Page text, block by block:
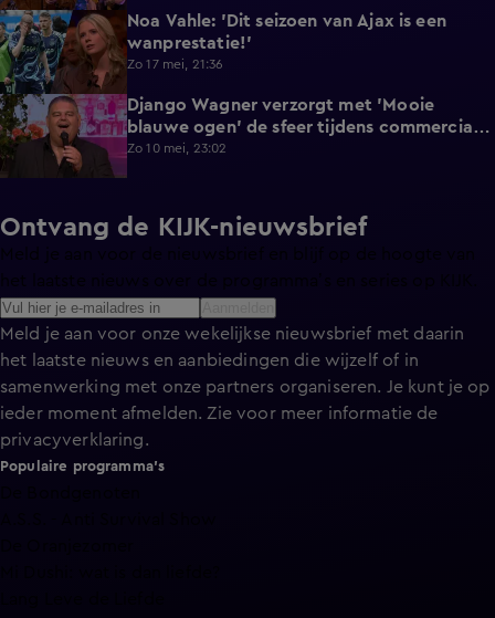
1:37
Noa Vahle: 'Dit seizoen van Ajax is een
wanprestatie!'
Zo 17 mei, 21:36
3:22
Django Wagner verzorgt met 'Mooie
blauwe ogen' de sfeer tijdens commercial
break van De Oranjezondag
Zo 10 mei, 23:02
Ontvang de KIJK-nieuwsbrief
Meld je aan voor onze wekelijkse nieuwsbrief met daarin
het laatste nieuws en aanbiedingen die wijzelf of in
samenwerking met onze partners organiseren. Je kunt je op
ieder moment afmelden. Zie voor meer informatie de
privacyverklaring.
Populaire programma's